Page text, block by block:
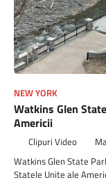
NEW YORK
Watkins Glen
Americii
Clipuri Video
Watkins Glen State
Statele Unite ale